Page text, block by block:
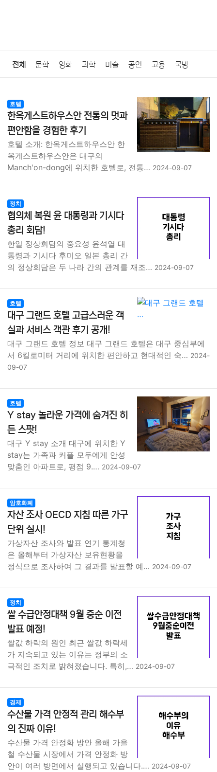
전체 문학 영화 과학 미술 공연 고용 국방
질병 가요 방송 일상 주식 암호화폐 블록체인
결혼 육아 반려동물 패션 미용 증권 인테리어
요리 상품리뷰 원예 금융 게임 스포츠 사진
대출 IT 컴퓨터 기술
종교 사회 경제 마케팅
부동산 외국어 교육 교통 생활
호텔
한옥게스트하우스안 전통의 멋과
편안함을 경험한 후기
호텔 소개: 한옥게스트하우스안 한
옥게스트하우스안은 대구의
Manch'on-dong에 위치한 호텔로, 전통… 2024-09-07
정치
협의체 복원 윤 대통령과 기시다
총리 회담!
한일 정상회담의 중요성 윤석열 대
통령과 기시다 후미오 일본 총리 간
의 정상회담은 두 나라 간의 관계를 재조… 2024-09-07
호텔
대구 그랜드 호텔 고급스러운 객
실과 서비스 객관 후기 공개!
대구 그랜드 호텔 정보 대구 그랜드 호텔은 대구 중심부에
서 6킬로미터 거리에 위치한 편안하고 현대적인 숙… 2024-
09-07
호텔
Y stay 놀라운 가격에 숨겨진 히
든 스팟!
대구 Y stay 소개 대구에 위치한 Y
stay는 가족과 커플 모두에게 안성
맞춤인 아파트로, 평점 9.… 2024-09-07
암호화폐
자산 조사 OECD 지침 따른 가구
단위 실시!
가상자산 조사와 발표 연기 통계청
은 올해부터 가상자산 보유현황을
정식으로 조사하여 그 결과를 발표할 예… 2024-09-07
정치
쌀 수급안정대책 9월 중순 이전
발표 예정!
쌀값 하락의 원인 최근 쌀값 하락세
가 지속되고 있는 이유는 정부의 소
극적인 조치로 밝혀졌습니다. 특히,… 2024-09-07
경제
수산물 가격 안정적 관리 해수부
의 진짜 이유!
수산물 가격 안정화 방안 올해 가을
철 수산물 시장에서 가격 안정화 방
안이 여러 방면에서 실행되고 있습니다.… 2024-09-07